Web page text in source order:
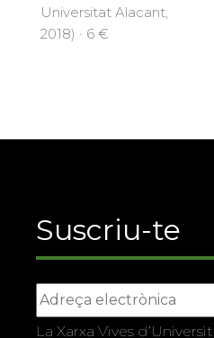
Universitat Alacant,
2018) · 6 €
Suscriu-te
La Xarxa Vives